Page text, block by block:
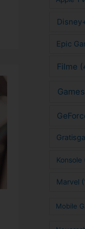
Epic
Filme
Games
Konsole
Marvel
Mobile